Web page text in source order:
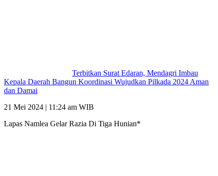
Terbitkan Surat Edaran, Mendagri Imbau
Kepala Daerah Bangun Koordinasi Wujudkan Pilkada 2024 Aman
dan Damai
21 Mei 2024 | 11:24 am WIB
Lapas Namlea Gelar Razia Di Tiga Hunian*